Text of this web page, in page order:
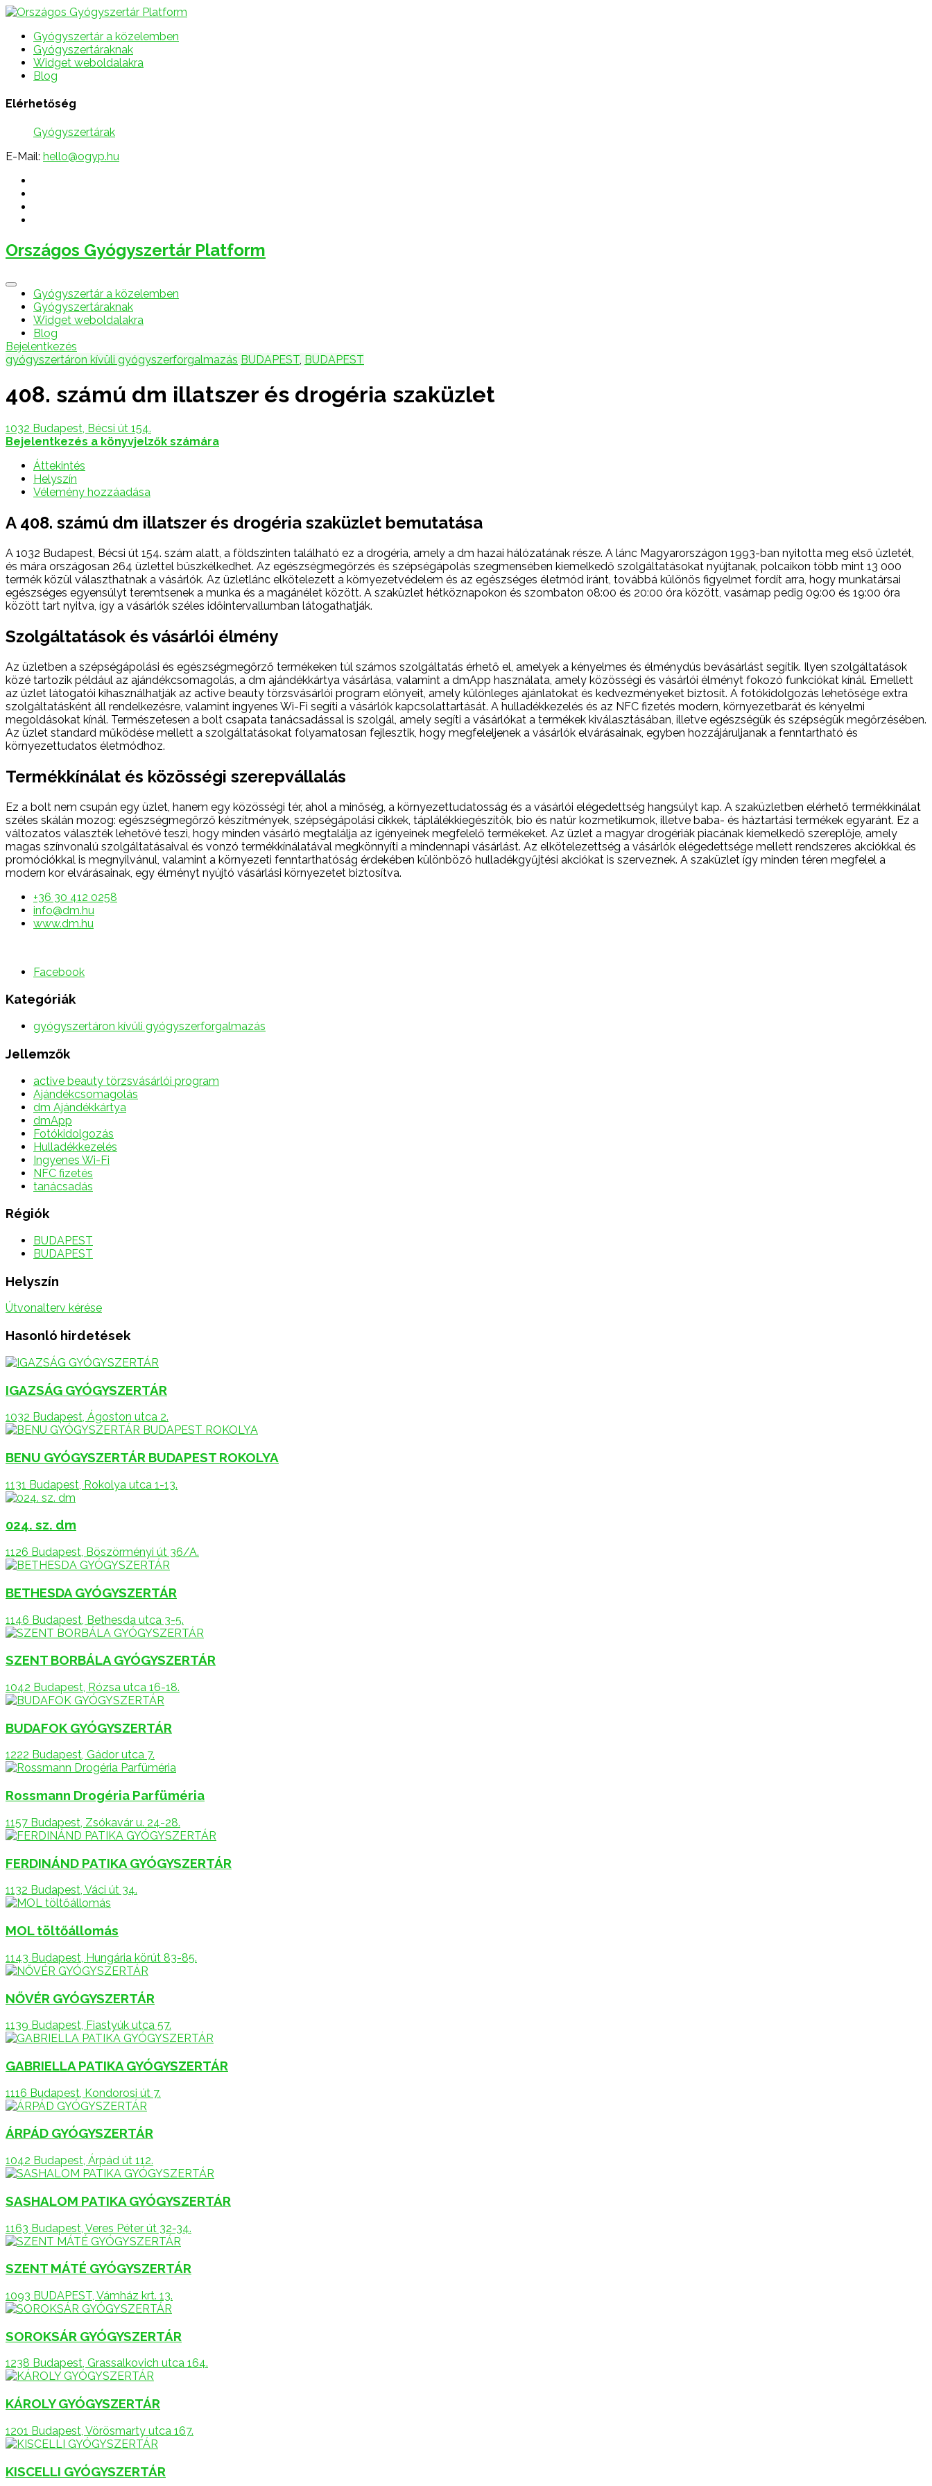
Gyógyszertár a közelemben
Gyógyszertáraknak
Widget weboldalakra
Blog
Elérhetőség
Gyógyszertárak
E-Mail: hello@ogyp.hu
Országos Gyógyszertár Platform
Gyógyszertár a közelemben
Gyógyszertáraknak
Widget weboldalakra
Blog
Bejelentkezés
gyógyszertáron kívüli gyógyszerforgalmazás BUDAPEST, BUDAPEST
408. számú dm illatszer és drogéria szaküzlet
1032 Budapest, Bécsi út 154.
Bejelentkezés a könyvjelzők számára
Áttekintés
Helyszín
Vélemény hozzáadása
A 408. számú dm illatszer és drogéria szaküzlet bemutatása
A 1032 Budapest, Bécsi út 154. szám alatt, a földszinten található ez a drogéria, amely a dm hazai hálózatának része. A lánc Magyarországon 1993-ban nyitotta meg első üzletét,
és mára országosan 264 üzlettel büszkélkedhet. Az egészségmegőrzés és szépségápolás szegmensében kiemelkedő szolgáltatásokat nyújtanak, polcaikon több mint 13 000
termék közül választhatnak a vásárlók. Az üzletlánc elkötelezett a környezetvédelem és az egészséges életmód iránt, továbbá különös figyelmet fordít arra, hogy munkatársai
egészséges egyensúlyt teremtsenek a munka és a magánélet között. A szaküzlet hétköznapokon és szombaton 08:00 és 20:00 óra között, vasárnap pedig 09:00 és 19:00 óra
között tart nyitva, így a vásárlók széles időintervallumban látogathatják.
Szolgáltatások és vásárlói élmény
Az üzletben a szépségápolási és egészségmegőrző termékeken túl számos szolgáltatás érhető el, amelyek a kényelmes és élménydús bevásárlást segítik. Ilyen szolgáltatások
közé tartozik például az ajándékcsomagolás, a dm ajándékkártya vásárlása, valamint a dmApp használata, amely közösségi és vásárlói élményt fokozó funkciókat kínál. Emellett
az üzlet látogatói kihasználhatják az active beauty törzsvásárlói program előnyeit, amely különleges ajánlatokat és kedvezményeket biztosít. A fotókidolgozás lehetősége extra
szolgáltatásként áll rendelkezésre, valamint ingyenes Wi-Fi segíti a vásárlók kapcsolattartását. A hulladékkezelés és az NFC fizetés modern, környezetbarát és kényelmi
megoldásokat kínál. Természetesen a bolt csapata tanácsadással is szolgál, amely segíti a vásárlókat a termékek kiválasztásában, illetve egészségük és szépségük megőrzésében.
Az üzlet standard működése mellett a szolgáltatásokat folyamatosan fejlesztik, hogy megfeleljenek a vásárlók elvárásainak, egyben hozzájáruljanak a fenntartható és
környezettudatos életmódhoz.
Termékkínálat és közösségi szerepvállalás
Ez a bolt nem csupán egy üzlet, hanem egy közösségi tér, ahol a minőség, a környezettudatosság és a vásárlói elégedettség hangsúlyt kap. A szaküzletben elérhető termékkínálat
széles skálán mozog: egészségmegőrző készítmények, szépségápolási cikkek, táplálékkiegészítők, bio és natúr kozmetikumok, illetve baba- és háztartási termékek egyaránt. Ez a
változatos választék lehetővé teszi, hogy minden vásárló megtalálja az igényeinek megfelelő termékeket. Az üzlet a magyar drogériák piacának kiemelkedő szereplője, amely
magas színvonalú szolgáltatásaival és vonzó termékkínálatával megkönnyíti a mindennapi vásárlást. Az elkötelezettség a vásárlók elégedettsége mellett rendszeres akciókkal és
promóciókkal is megnyilvánul, valamint a környezeti fenntarthatóság érdekében különböző hulladékgyűjtési akciókat is szerveznek. A szaküzlet így minden téren megfelel a
modern kor elvárásainak, egy élményt nyújtó vásárlási környezetet biztosítva.
+36 30 412 0258
info@dm.hu
www.dm.hu
Facebook
Kategóriák
gyógyszertáron kívüli gyógyszerforgalmazás
Jellemzők
active beauty törzsvásárlói program
Ajándékcsomagolás
dm Ajándékkártya
dmApp
Fotókidolgozás
Hulladékkezelés
Ingyenes Wi-Fi
NFC fizetés
tanácsadás
Régiók
BUDAPEST
BUDAPEST
Helyszín
Útvonalterv kérése
Hasonló hirdetések
IGAZSÁG GYÓGYSZERTÁR
1032 Budapest, Ágoston utca 2.
BENU GYÓGYSZERTÁR BUDAPEST ROKOLYA
1131 Budapest, Rokolya utca 1-13.
024. sz. dm
1126 Budapest, Böszörményi út 36/A.
BETHESDA GYÓGYSZERTÁR
1146 Budapest, Bethesda utca 3-5.
SZENT BORBÁLA GYÓGYSZERTÁR
1042 Budapest, Rózsa utca 16-18.
BUDAFOK GYÓGYSZERTÁR
1222 Budapest, Gádor utca 7.
Rossmann Drogéria Parfüméria
1157 Budapest, Zsókavár u. 24-28.
FERDINÁND PATIKA GYÓGYSZERTÁR
1132 Budapest, Váci út 34.
MOL töltőállomás
1143 Budapest, Hungária körút 83-85.
NŐVÉR GYÓGYSZERTÁR
1139 Budapest, Fiastyúk utca 57.
GABRIELLA PATIKA GYÓGYSZERTÁR
1116 Budapest, Kondorosi út 7.
ÁRPÁD GYÓGYSZERTÁR
1042 Budapest, Árpád út 112.
SASHALOM PATIKA GYÓGYSZERTÁR
1163 Budapest, Veres Péter út 32-34.
SZENT MÁTÉ GYÓGYSZERTÁR
1093 BUDAPEST, Vámház krt. 13.
SOROKSÁR GYÓGYSZERTÁR
1238 Budapest, Grassalkovich utca 164.
KÁROLY GYÓGYSZERTÁR
1201 Budapest, Vörösmarty utca 167.
KISCELLI GYÓGYSZERTÁR